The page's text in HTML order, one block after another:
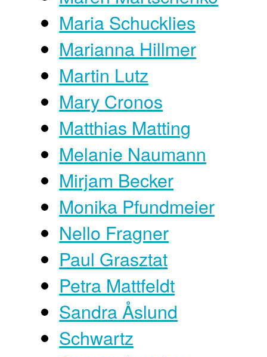
Maria Schucklies
Marianna Hillmer
Martin Lutz
Mary Cronos
Matthias Matting
Melanie Naumann
Mirjam Becker
Monika Pfundmeier
Nello Fragner
Paul Grasztat
Petra Mattfeldt
Sandra Åslund
Schwartz